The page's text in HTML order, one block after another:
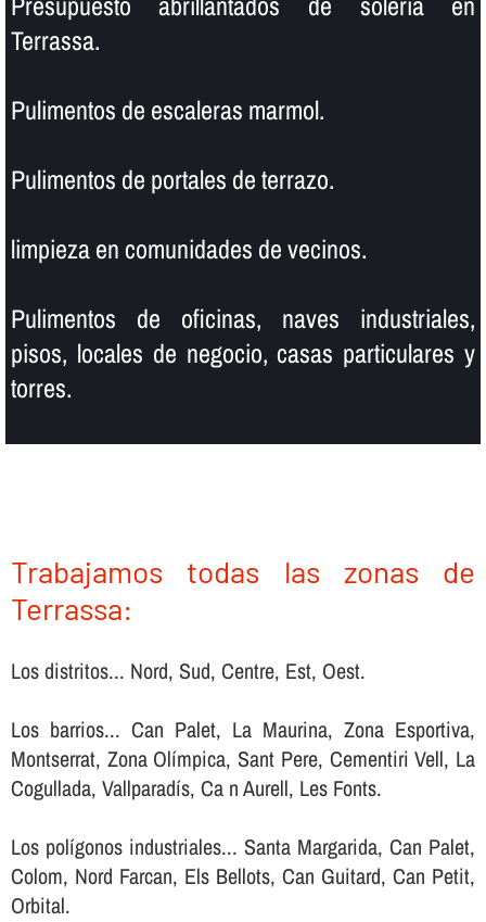
Terrassa.
Pulimentos de escaleras marmol.
Pulimentos de portales de terrazo.
limpieza en comunidades de vecinos.
Pulimentos de oficinas, naves industriales,
pisos, locales de negocio, casas particulares y
torres.
Trabajamos todas las zonas de
Terrassa:
Los distritos... Nord, Sud, Centre, Est, Oest.
Los barrios... Can Palet, La Maurina, Zona Esportiva,
Montserrat, Zona Olímpica, Sant Pere, Cementiri Vell, La
Cogullada, Vallparadís, Ca n Aurell, Les Fonts.
Los polígonos industriales... Santa Margarida, Can Palet,
Colom, Nord Farcan, Els Bellots, Can Guitard, Can Petit,
Orbital.